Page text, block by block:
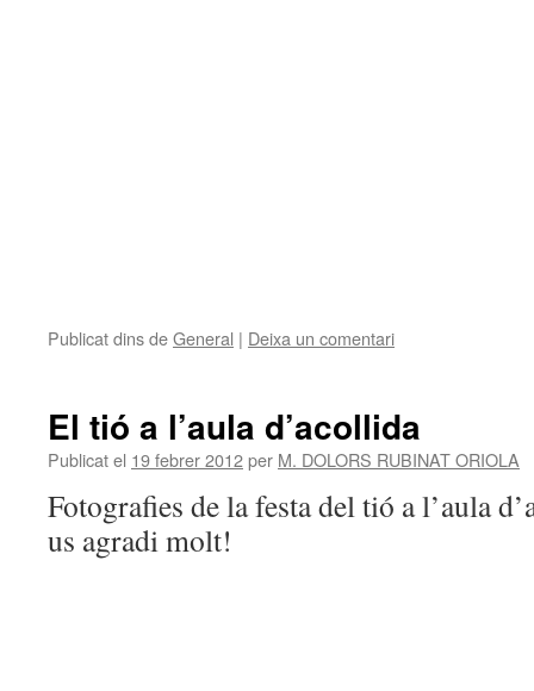
Publicat dins deGeneral | Deixa un comentari
El tió a l’aula d’acollida
Publicat el 19 febrer 2012per M. DOLORS RUBINAT ORIOLA
Fotografies de la festa del tió a l’aula
us agradi molt!